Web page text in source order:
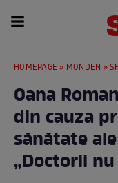
HOMEPAGE » MONDEN »
Oana
din cauza
sănătate
„Doctorii